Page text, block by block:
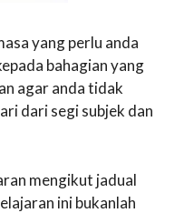
yang perlu anda
bahagian yang
agar anda tidak
dari segi subjek dan
mengikut jadual
ini bukanlah